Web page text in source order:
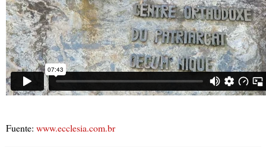
Fuente: www.ecclesia.com.br